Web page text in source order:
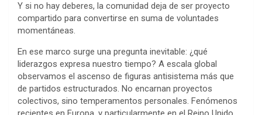
Y si no hay deberes, la comunidad deja de ser proyecto
compartido para convertirse en suma de voluntades
momentáneas.
En ese marco surge una pregunta inevitable: ¿qué
liderazgos expresa nuestro tiempo? A escala global
observamos el ascenso de figuras antisistema más que
de partidos estructurados. No encarnan proyectos
colectivos, sino temperamentos personales. Fenómenos